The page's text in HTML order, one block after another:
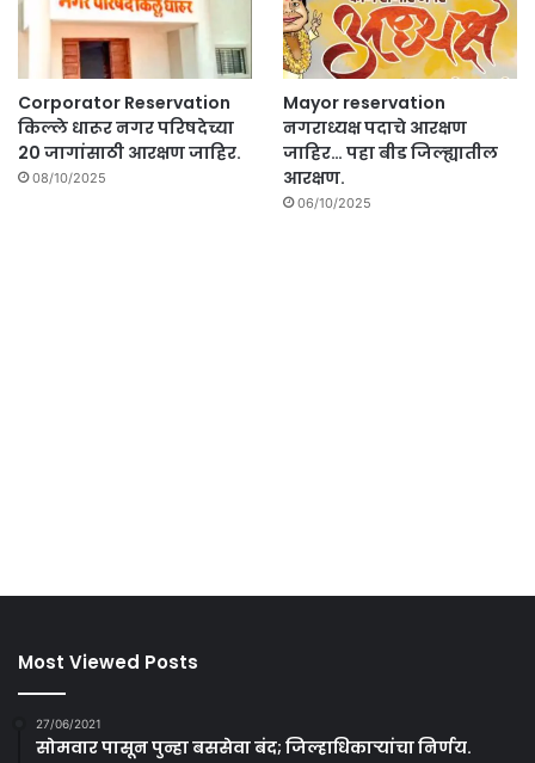
Corporator Reservation
किल्ले धारूर नगर परिषदेच्या
20 जागांसाठी आरक्षण जाहिर.
08/10/2025
Mayor reservation
नगराध्यक्ष पदाचे आरक्षण
जाहिर… पहा बीड जिल्ह्यातील
आरक्षण.
06/10/2025
Most Viewed Posts
27/06/2021
सोमवार पासून पुन्हा बससेवा बंद; जिल्हाधिकाऱ्यांचा निर्णय.